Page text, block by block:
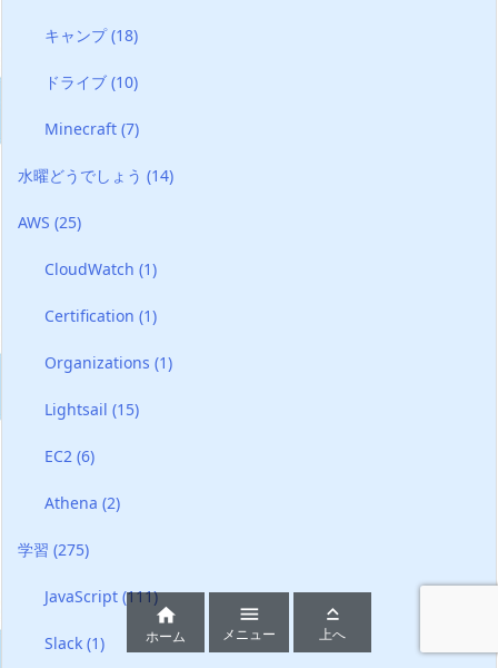
キャンプ(18)
ドライブ(10)
Minecraft(7)
水曜どうでしょう (14)
AWS (25)
CloudWatch(1)
Certification(1)
Organizations(1)
Lightsail(15)
EC2(6)
Athena(2)
学習 (275)
JavaScript(111)
Slack(1)

ホーム

メニュー

上へ